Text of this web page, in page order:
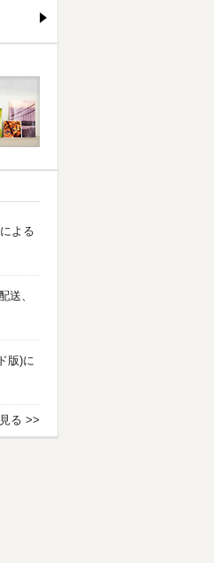
よる
送、
版)に
る >>